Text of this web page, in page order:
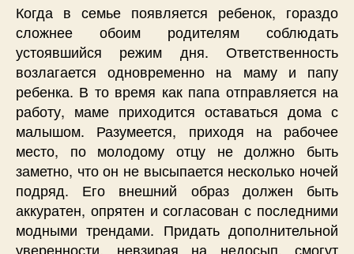
Когда в семье появляется ребенок, гораздо
сложнее обоим родителям соблюдать
устоявшийся режим дня. Ответственность
возлагается одновременно на маму и папу
ребенка. В то время как папа отправляется на
работу, маме приходится оставаться дома с
малышом. Разумеется, приходя на рабочее
место, по молодому отцу не должно быть
заметно, что он не высыпается несколько ночей
подряд. Его внешний образ должен быть
аккуратен, опрятен и согласован с последними
модными трендами. Придать дополнительной
уверенности, невзирая на недосып, смогут